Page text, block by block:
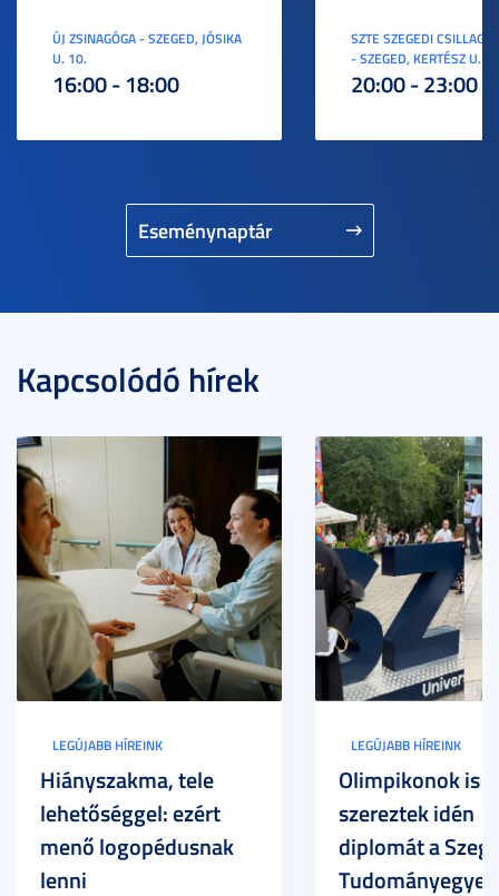
Eseménynaptár
ÚJ ZSINAGÓGA - SZEGED, JÓSIKA
U. 10.
16:00 - 18:00
SZTE SZEGEDI
- SZEGED, KERTÉSZ U. 3.
20:00 - 23:00
Kapcsolódó hírek
LEGÚJABB HÍREINK
Hiányszakma, tele
lehetőséggel: ezért
menő logopédusnak
lenni
LEGÚJABB HÍREINK
Olimpikonok is
szereztek idén
diplomát a